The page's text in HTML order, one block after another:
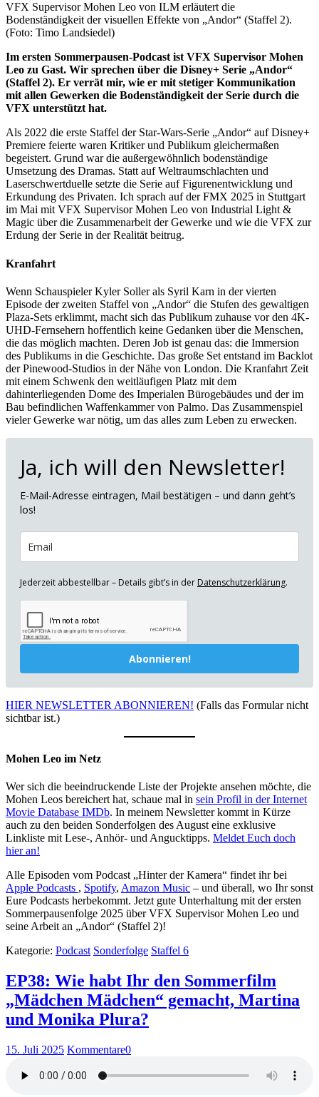
VFX Supervisor Mohen Leo von ILM erläutert die
Bodenständigkeit der visuellen Effekte von „Andor“ (Staffel 2).
(Foto: Timo Landsiedel)
Im ersten Sommerpausen-Podcast ist VFX Supervisor Mohen
Leo zu Gast. Wir sprechen über die Disney+ Serie „Andor“
(Staffel 2). Er verrät mir, wie er mit stetiger Kommunikation
mit allen Gewerken die Bodenständigkeit der Serie durch die
VFX unterstützt hat.
Als 2022 die erste Staffel der Star-Wars-Serie „Andor“ auf Disney+
Premiere feierte waren Kritiker und Publikum gleichermaßen
begeistert. Grund war die außergewöhnlich bodenständige
Umsetzung des Dramas. Statt auf Weltraumschlachten und
Laserschwertduelle setzte die Serie auf Figurenentwicklung und
Erkundung des Privaten. Ich sprach auf der FMX 2025 in Stuttgart
im Mai mit VFX Supervisor Mohen Leo von Industrial Light &
Magic über die Zusammenarbeit der Gewerke und wie die VFX zur
Erdung der Serie in der Realität beitrug.
Kranfahrt
Wenn Schauspieler Kyler Soller als Syril Karn in der vierten
Episode der zweiten Staffel von „Andor“ die Stufen des gewaltigen
Plaza-Sets erklimmt, macht sich das Publikum zuhause vor den 4K-
UHD-Fernsehern hoffentlich keine Gedanken über die Menschen,
die das möglich machten. Deren Job ist genau das: die Immersion
des Publikums in die Geschichte. Das große Set entstand im Backlot
der Pinewood-Studios in der Nähe von London. Die Kranfahrt Zeit
mit einem Schwenk den weitläufigen Platz mit dem
dahinterliegenden Dome des Imperialen Bürogebäudes und der im
Bau befindlichen Waffenkammer von Palmo. Das Zusammenspiel
vieler Gewerke war nötig, um das alles zum Leben zu erwecken.
Ja, ich will den Newsletter!
E-Mail-Adresse eintragen, Mail bestätigen – und dann geht’s
los!
Jederzeit abbestellbar – Details gibt’s in der Datenschutzerklärung.
Abonnieren!
HIER NEWSLETTER ABONNIEREN! (Falls das Formular nicht
sichtbar ist.)
Mohen Leo im Netz
Wer sich die beeindruckende Liste der Projekte ansehen möchte, die
Mohen Leos bereichert hat, schaue mal in sein Profil in der Internet
Movie Database IMDb. In meinem Newsletter kommt in Kürze
auch zu den beiden Sonderfolgen des August eine exklusive
Linkliste mit Lese-, Anhör- und Angucktipps. Meldet Euch doch
hier an!
Alle Episoden vom Podcast „Hinter der Kamera“ findet ihr bei
Apple Podcasts , Spotify, Amazon Music – und überall, wo Ihr sonst
Eure Podcasts herbekommt. Jetzt gute Unterhaltung mit der ersten
Sommerpausenfolge 2025 über VFX Supervisor Mohen Leo und
seine Arbeit an „Andor“ (Staffel 2)!
Kategorie: Podcast Sonderfolge Staffel 6
EP38: Wie habt Ihr den Sommerfilm
„Mädchen Mädchen“ gemacht, Martina
und Monika Plura?
15. Juli 2025 Kommentare0